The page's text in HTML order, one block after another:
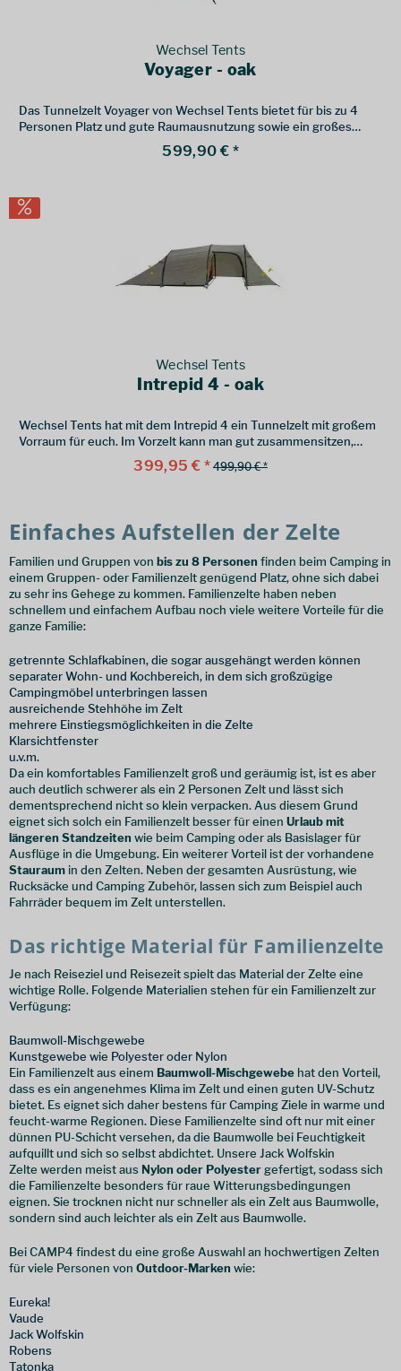
Wechsel Tents
Voyager - oak
Das Tunnelzelt Voyager von Wechsel Tents bietet für bis zu 4
Personen Platz und gute Raumausnutzung sowie ein großes
599,90 € *
Wechsel Tents
Intrepid 4 - oak
Wechsel Tents hat mit dem Intrepid 4 ein Tunnelzelt mit großem
Vorraum für euch. Im Vorzelt kann man gut zusammensitzen,
wenn es draußen ungemütlich ist.
399,95 € * 499,90 € *
Einfaches Aufstellen der Zelte
Familien und Gruppen von bis zu 8 Personen finden beim Camping in
einem Gruppen- oder Familienzelt genügend Platz, ohne sich dabei
zu sehr ins Gehege zu kommen. Familienzelte haben neben
schnellem und einfachem Aufbau noch viele weitere Vorteile für die
ganze Familie:
getrennte Schlafkabinen, die sogar ausgehängt werden können
separater Wohn- und Kochbereich, in dem sich großzügige
Campingmöbel unterbringen lassen
ausreichende Stehhöhe im Zelt
mehrere Einstiegsmöglichkeiten in die Zelte
Klarsichtfenster
u.v.m.
Da ein komfortables Familienzelt groß und geräumig ist, ist es aber
auch deutlich schwerer als ein 2 Personen Zelt und lässt sich
dementsprechend nicht so klein verpacken. Aus diesem Grund
eignet sich solch ein Familienzelt besser für einen Urlaub mit
längeren Standzeiten wie beim Camping oder als Basislager für
Ausflüge in die Umgebung. Ein weiterer Vorteil ist der vorhandene
Stauraum in den Zelten. Neben der gesamten Ausrüstung, wie
Rucksäcke und Camping Zubehör, lassen sich zum Beispiel auch
Fahrräder bequem im Zelt unterstellen.
Das richtige Material für Familienzelte
Je nach Reiseziel und Reisezeit spielt das Material der Zelte eine
wichtige Rolle. Folgende Materialien stehen für ein Familienzelt zur
Verfügung:
Baumwoll-Mischgewebe
Kunstgewebe wie Polyester oder Nylon
Ein Familienzelt aus einem Baumwoll-Mischgewebe hat den Vorteil,
dass es ein angenehmes Klima im Zelt und einen guten UV-Schutz
bietet. Es eignet sich daher bestens für Camping Ziele in warme und
feucht-warme Regionen. Diese Familienzelte sind oft nur mit einer
dünnen PU-Schicht versehen, da die Baumwolle bei Feuchtigkeit
aufquillt und sich so selbst abdichtet. Unsere Jack Wolfskin
Zelte werden meist aus Nylon oder Polyestergefertigt, sodass sich
die Familienzelte besonders für raue Witterungsbedingungen
eignen. Sie trocknen nicht nur schneller als ein Zelt aus Baumwolle,
sondern sind auch leichter als ein Zelt aus Baumwolle.
Bei CAMP4 findest du eine große Auswahl an hochwertigen Zelten
für viele Personen von Outdoor-Marken wie:
Eureka!
Vaude
Jack Wolfskin
Robens
Tatonka